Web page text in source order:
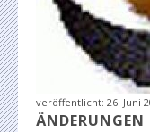
veröffentlicht: 26. Juni
ÄNDERUNGEN